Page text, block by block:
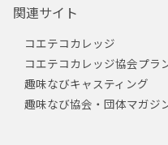
関連サイト
コエテコカレッジ
コエテコカレッジ協会プラ
趣味なびキャスティング
趣味なび協会・団体マガジ